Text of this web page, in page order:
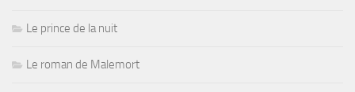
Le prince de la nuit
Le roman de Malemort